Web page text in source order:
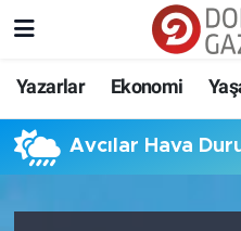
Yazarlar Ekonomi
Avcılar Hava